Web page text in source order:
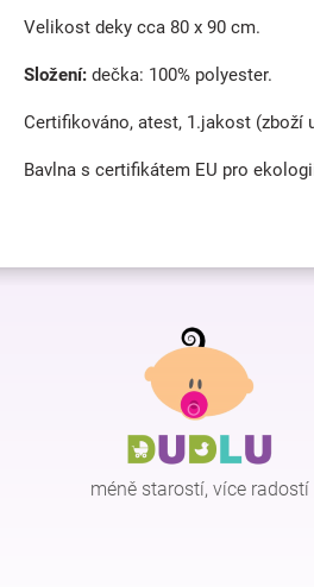
Velikost deky cca 80 x 90 cm.
Složení: dečka: 100% polyester.
Certifikováno, atest, 1.jakost (zboží
Bavlna s certifikátem EU pro
Z
méně starostí, více radostí